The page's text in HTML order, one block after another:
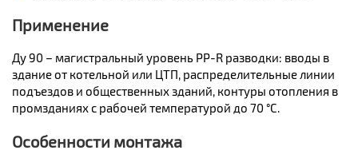
Применение
Ду 90 – магистральный уровень PP-R разводки: вводы в
здание от котельной или ЦТП, распределительные линии
подъездов и общественных зданий, контуры отопления в
промзданиях с рабочей температурой до 70 °C.
Особенности монтажа